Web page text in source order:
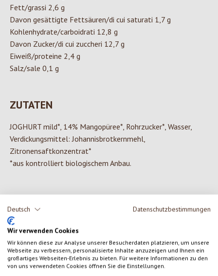
Deutsch Datenschutzbestimmungen
Wir verwenden Cookies
Wir können diese zur Analyse unserer Besucherdaten platzieren, um unsere
Webseite zu verbessern, personalisierte Inhalte anzuzeigen und Ihnen ein
großartiges Webseiten-Erlebnis zu bieten. Für weitere Informationen zu den
von uns verwendeten Cookies öffnen Sie die Einstellungen.
Fett/grassi 2,6 g
Davon gesättigte Fettsäuren/di cui saturati 1,7 g
Kohlenhydrate/carboidrati 12,8 g
Davon Zucker/di cui zuccheri 12,7 g
Eiweiß/proteine 2,4 g
Salz/sale 0,1 g
ZUTATEN
JOGHURT mild*, 14% Mangopüree*, Rohrzucker*, Wasser,
Verdickungsmittel: Johannisbrotkernmehl,
Zitronensaftkonzentrat*
*aus kontrolliert biologischem Anbau.
0 von 0 Bewertungen
Durchschnittliche Bewertung von 0 von 5 Sternen
Gib eine Bewertung ab!
Teile deine Erfahrungen mit dem Produkt mit anderen Kunden.